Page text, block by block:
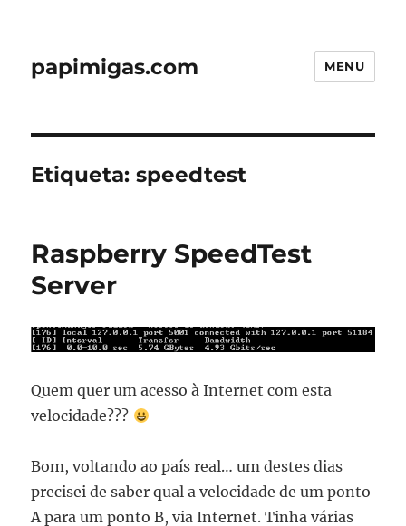
papimigas.com MENU
Etiqueta:speedtest
Raspberry SpeedTest
Server
Quem quer um acesso à Internet com esta
velocidade???
Bom, voltando ao país real… um destes dias
precisei de saber qual a velocidade de um ponto
A para um ponto B, via Internet. Tinha várias